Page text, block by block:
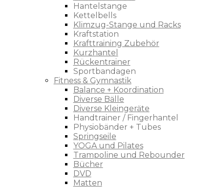
Hantelstange
Kettelbells
Klimzug-Stange und Racks
Kraftstation
Krafttraining Zubehör
Kurzhantel
Rückentrainer
Sportbandagen
Fitness & Gymnastik
Balance + Koordination
Diverse Bälle
Diverse Kleingeräte
Handtrainer / Fingerhantel
Physiobänder + Tubes
Springseile
YOGA und Pilates
Trampoline und Rebounder
Bücher
DVD
Matten